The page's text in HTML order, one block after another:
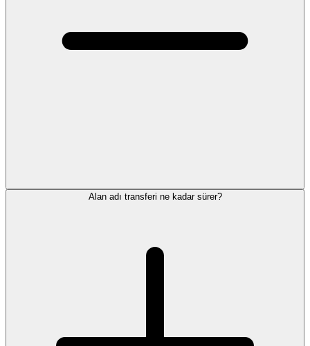
Alan adı transferi ne kadar sürer?